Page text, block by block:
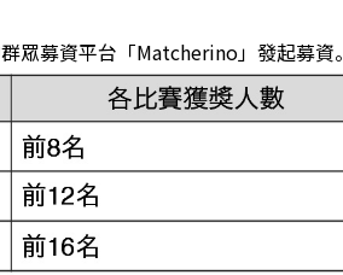
眾募資平台「Matcherino」發起募資。